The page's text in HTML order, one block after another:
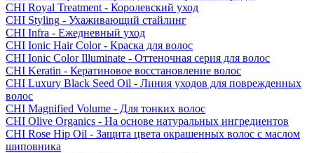
CHI Royal Treatment - Королевский уход
CHI Styling - Ухаживающий стайлинг
CHI Infra - Ежедневный уход
CHI Ionic Hair Color - Краска для волос
CHI Ionic Color Illuminate - Оттеночная серия для волос
CHI Keratin - Кератиновое восстановление волос
CHI Luxury Black Seed Oil - Линия уходов для поврежденных
волос
CHI Magnified Volume - Для тонких волос
CHI Olive Organics - На основе натуральных ингредиентов
CHI Rose Hip Oil - Защита цвета окрашенных волос с маслом
шиповника